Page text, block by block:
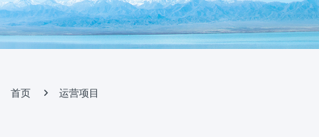
首页 运营项目